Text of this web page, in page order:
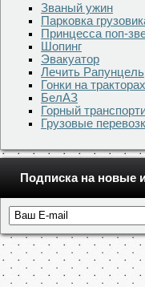
Званый ужин
Парковка
Принцесса поп-
Шопинг
Эвакуатор
Лечить Рапунцель
Гонки на тракторах
БелАЗ
Горный
Грузовые
Подписка на новые